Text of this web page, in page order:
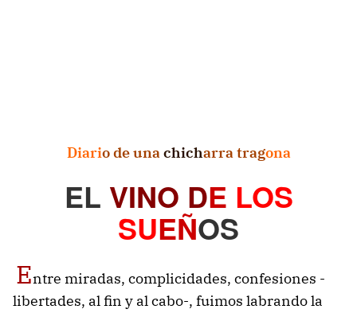
Diario de unachicharra tragona
EL VINO DE LOS
SUEÑOS
Entre miradas, complicidades, confesiones -
libertades, al fin y al cabo-, fuimos labrando la